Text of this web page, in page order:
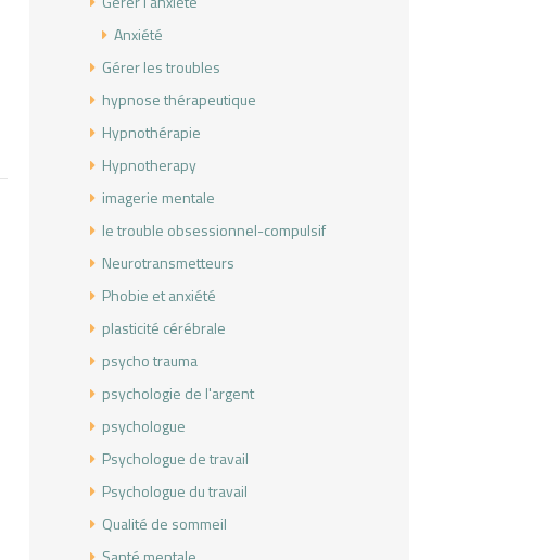
Anxiété
Gérer les troubles
hypnose thérapeutique
Hypnothérapie
Hypnotherapy
imagerie mentale
le trouble obsessionnel-compulsif
Neurotransmetteurs
Phobie et anxiété
plasticité cérébrale
psycho trauma
psychologie de l'argent
psychologue
Psychologue de travail
Psychologue du travail
Qualité de sommeil